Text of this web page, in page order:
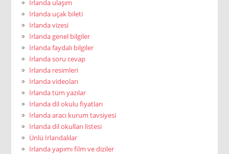
İrlanda ulaşım
İrlanda uçak bileti
İrlanda vizesi
İrlanda genel bilgiler
İrlanda faydalı bilgiler
İrlanda soru cevap
İrlanda resimleri
İrlanda videoları
İrlanda tüm yazılar
İrlanda dil okulu fiyatları
İrlanda aracı kurum tavsiyesi
İrlanda dil okulları listesi
Ünlü İrlandalılar
İrlanda yapımı film ve diziler